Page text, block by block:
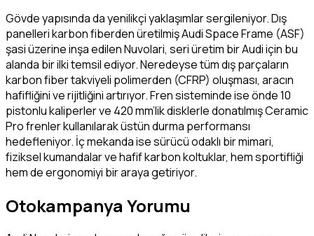
Gövde yapısında da yenilikçi yaklaşımlar sergileniyor. Dış
panelleri karbon fiberden üretilmiş Audi Space Frame (ASF)
şasi üzerine inşa edilen Nuvolari, seri üretim bir Audi için bu
alanda bir ilki temsil ediyor. Neredeyse tüm dış parçaların
karbon fiber takviyeli polimerden (CFRP) oluşması, aracın
hafifliğini ve rijitliğini artırıyor. Fren sisteminde ise önde 10
pistonlu kaliperler ve 420 mm’lik disklerle donatılmış Ceramic
Pro frenler kullanılarak üstün durma performansı
hedefleniyor. İç mekanda ise sürücü odaklı bir mimari,
fiziksel kumandalar ve hafif karbon koltuklar, hem sportifliği
hem de ergonomiyi bir araya getiriyor.
Otokampanya Yorumu